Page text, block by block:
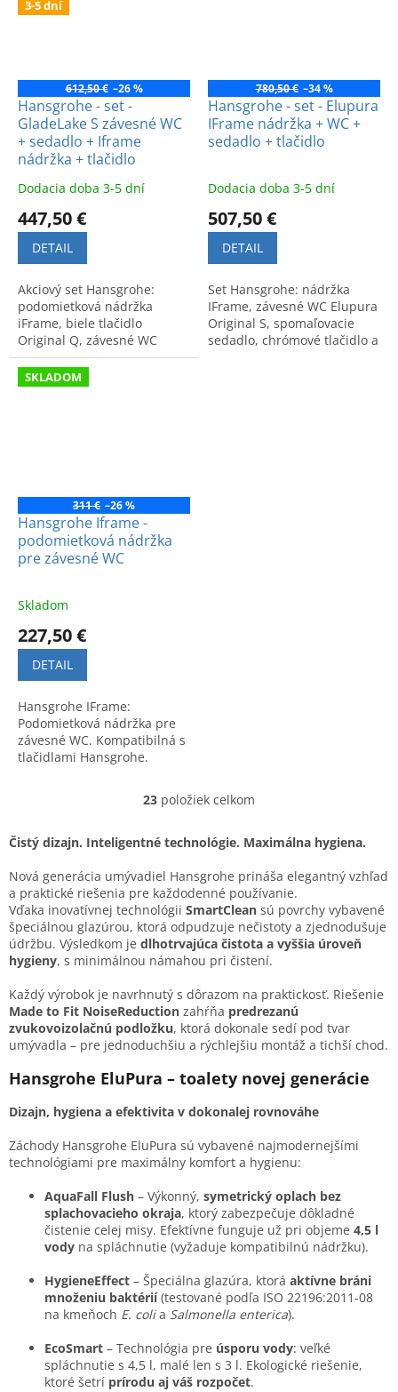
3-5 dní
612,50 € –26 %
Hansgrohe - set -
GladeLake S závesné WC
+ sedadlo + Iframe
nádržka + tlačidlo
Dodacia doba 3-5 dní
447,50 €
DETAIL
Akciový set Hansgrohe:
podomietková nádržka
iFrame, biele tlačidlo
Original Q, závesné WC
GladeLake a spomaľovacie
sedadlo. Kvalitné a úsporné
riešenie.
780,50 € –34 %
Hansgrohe - set - Elupura
IFrame nádržka + WC +
sedadlo + tlačidlo
Dodacia doba 3-5 dní
507,50 €
DETAIL
Set Hansgrohe: nádržka
IFrame, závesné WC Elupura
Original S, spomaľovacie
sedadlo, chrómové tlačidlo a
SKLADOM
311 € –26 %
Hansgrohe Iframe -
podomietková nádržka
pre závesné WC
Skladom
227,50 €
DETAIL
Hansgrohe IFrame:
Podomietková nádržka pre
závesné WC. Kompatibilná s
tlačidlami Hansgrohe.
dizajn pre vašu kúpeľňu.
O
l
d
a
c
i
e
p
v
k
y
v
ý
p
s
23 položiek celkom
Čistý dizajn. Inteligentné technológie. Maximálna hygiena.
Nová generácia umývadiel Hansgrohe prináša elegantný vzhľad
a praktické riešenia pre každodenné používanie.
Vďaka inovatívnej technológii SmartClean sú povrchy vybavené
špeciálnou glazúrou, ktorá odpudzuje nečistoty a zjednodušuje
údržbu. Výsledkom je dlhotrvajúca čistota a vyššia úroveň
hygieny, s minimálnou námahou pri čistení.
Každý výrobok je navrhnutý s dôrazom na praktickosť. Riešenie
Made to Fit NoiseReduction zahŕňa predrezanú
zvukovoizolačnú podložku, ktorá dokonale sedí pod tvar
umývadla – pre jednoduchšiu a rýchlejšiu montáž a tichší chod.
Hansgrohe EluPura – toalety novej generácie
Dizajn, hygiena a efektivita v dokonalej rovnováhe
Záchody Hansgrohe EluPura sú vybavené najmodernejšími
technológiami pre maximálny komfort a hygienu:
AquaFall Flush – Výkonný, symetrický oplach bez
splachovacieho okraja, ktorý zabezpečuje dôkladné
čistenie celej misy. Efektívne funguje už pri objeme 4,5 l
vody na spláchnutie (vyžaduje kompatibilnú nádržku).
HygieneEffect – Špeciálna glazúra, ktorá aktívne bráni
množeniu baktérií(testované podľa ISO 22196:2011-08
na kmeňoch E. colia Salmonella enterica).
EcoSmart – Technológia pre úsporu vody: veľké
spláchnutie s 4,5 l, malé len s 3 l. Ekologické riešenie,
ktoré šetrí prírodu aj váš rozpočet.